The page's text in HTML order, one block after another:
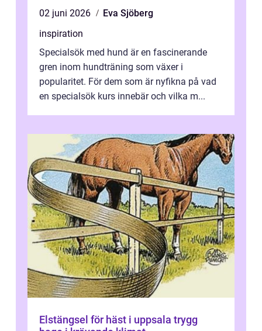
02 juni 2026
Eva Sjöberg
inspiration
Specialsök med hund är en fascinerande
gren inom hundträning som växer i
popularitet. För dem som är nyfikna på vad
en specialsök kurs innebär och vilka m...
Elstängsel för häst i uppsala trygg